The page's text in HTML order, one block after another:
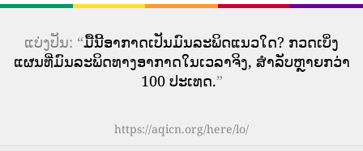
ແບ່ງປັນ: “ມື້ນີ້ອາກາດເປັນມົນລະພິດແນວໃດ? ກວດເບິ່ງ
ແຜນທີ່ມົນລະພິດທາງອາກາດໃນເວລາຈິງ, ສໍາລັບຫຼາຍກວ່າ
100 ປະເທດ.”
https://aqicn.org/here/lo/